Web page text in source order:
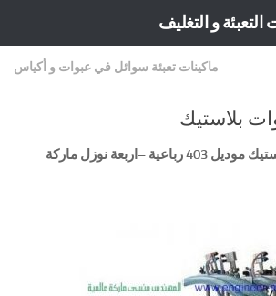
التعبئة و التغليف
ماكينات تعبئة سوائل في عبوات و أكياس
بلاستيك
403 رباعية – اربعة نوزل ماركة